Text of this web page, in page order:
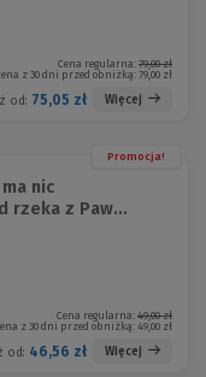
Cena regularna: 79,00 zł
z 30 dni przed obniżką: 79,00 zł
od: 75,05 zł Więcej
Promocja!
nic
rzeka z Paw...
Cena regularna: 49,00 zł
z 30 dni przed obniżką: 49,00 zł
od: 46,56 zł Więcej